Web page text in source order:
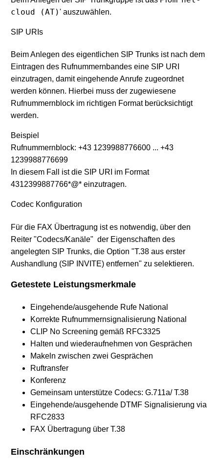
cloud (AT)' auszuwählen.
SIP URIs
Beim Anlegen des eigentlichen SIP Trunks ist nach dem
Eintragen des Rufnummernbandes eine SIP URI
einzutragen, damit eingehende Anrufe zugeordnet
werden können. Hierbei muss der zugewiesene
Rufnummernblock im richtigen Format berücksichtigt
werden.
Beispiel
Rufnummernblock: +43 1239988776600 ... +43
1239988776699
In diesem Fall ist die SIP URI im Format
4312399887766*@* einzutragen.
Codec Konfiguration
Für die FAX Übertragung ist es notwendig, über den
Reiter "Codecs/Kanäle" der Eigenschaften des
angelegten SIP Trunks, die Option "T.38 aus erster
Aushandlung (SIP INVITE) entfernen" zu selektieren.
Getestete Leistungsmerkmale
Eingehende/ausgehende Rufe National
Korrekte Rufnummernsignalisierung National
CLIP No Screening gemäß RFC3325
Halten und wiederaufnehmen von Gesprächen
Makeln zwischen zwei Gesprächen
Ruftransfer
Konferenz
Gemeinsam unterstütze Codecs: G.711a/ T.38
Eingehende/ausgehende DTMF Signalisierung via
RFC2833
FAX Übertragung über T.38
Einschränkungen